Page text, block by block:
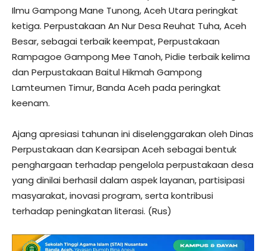
Ilmu Gampong Mane Tunong, Aceh Utara peringkat
ketiga. Perpustakaan An Nur Desa Reuhat Tuha, Aceh
Besar, sebagai terbaik keempat, Perpustakaan
Rampagoe Gampong Mee Tanoh, Pidie terbaik kelima
dan Perpustakaan Baitul Hikmah Gampong
Lamteumen Timur, Banda Aceh pada peringkat
keenam.
Ajang apresiasi tahunan ini diselenggarakan oleh Dinas
Perpustakaan dan Kearsipan Aceh sebagai bentuk
penghargaan terhadap pengelola perpustakaan desa
yang dinilai berhasil dalam aspek layanan, partisipasi
masyarakat, inovasi program, serta kontribusi
terhadap peningkatan literasi. (Rus)